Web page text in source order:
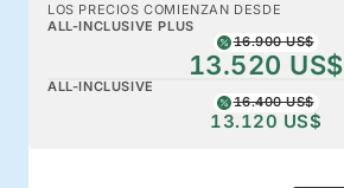
LOS PRECIOS COMIENZAN DESDE
ALL-INCLUSIVE PLUS
16.900 US$
13.520 US$
ALL-INCLUSIVE
16.400 US$
13.120 US$